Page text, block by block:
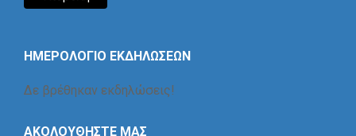
ΗΜΕΡΟΛΟΓΙΟ ΕΚΔΗΛΩΣΕΩΝ
Δε βρέθηκαν εκδηλώσεις!
ΑΚΟΛΟΥΘΗΣΤΕ ΜΑΣ